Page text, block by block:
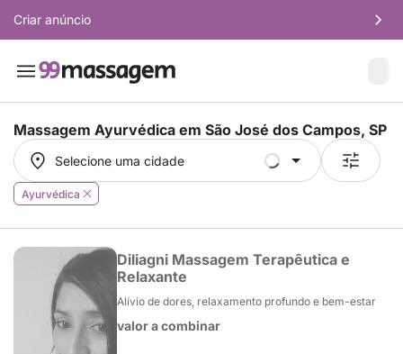
Criar anúncio
Massagem Ayurvédica em São José dos Campos, SP
Selecione uma cidade
Selecione uma cidade
Ayurvédica
Diliagni Massagem Terapêutica e
Relaxante
Alívio de dores, relaxamento profundo e bem-estar
valor a combinar